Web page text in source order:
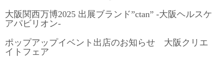
大阪関西万博2025 出展ブランド”ctan” -大阪ヘルスケ
アパビリオン-
ポップアップイベント出店のお知らせ 大阪クリエ
イトフェア